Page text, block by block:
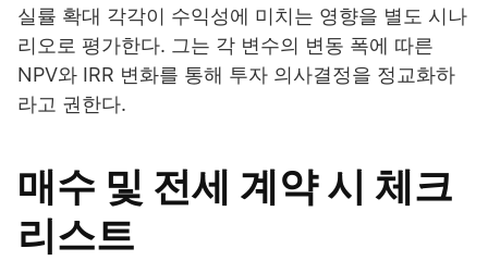
실률 확대 각각이 수익성에 미치는 영향을 별도 시나
리오로 평가한다. 그는 각 변수의 변동 폭에 따른
NPV와 IRR 변화를 통해 투자 의사결정을 정교화하
라고 권한다.
매수 및 전세 계약 시 체크
리스트